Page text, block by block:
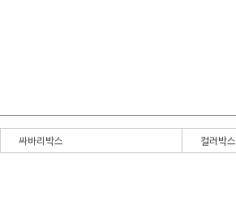
싸바리박스 컬러박스